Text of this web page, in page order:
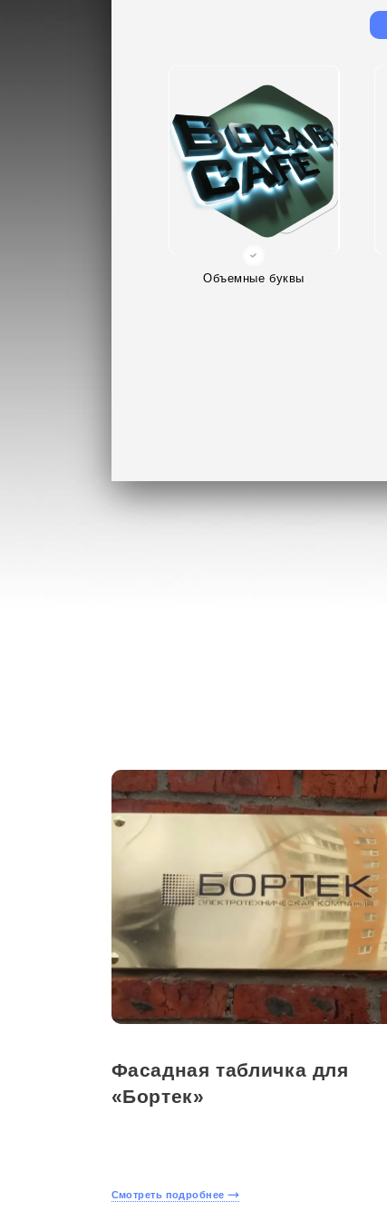
Объемные буквы
Фасадная табличка для
«Бортек»
Смотреть подробнее